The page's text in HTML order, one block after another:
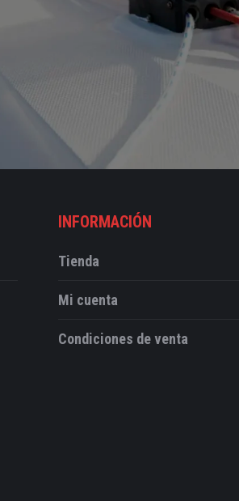
INFORMACIÓN
Tienda
Mi cuenta
Condiciones de venta